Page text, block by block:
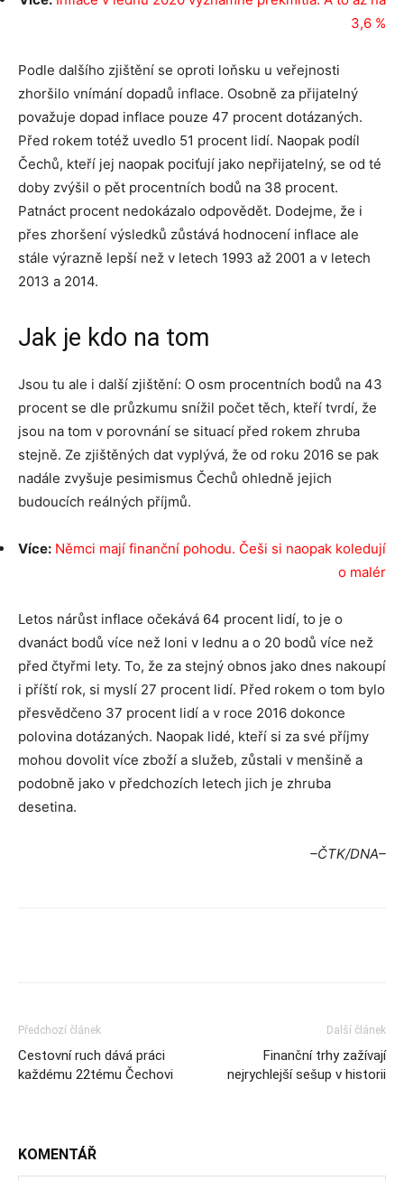
3,6 %
Podle dalšího zjištění se oproti loňsku u veřejnosti
zhoršilo vnímání dopadů inflace. Osobně za přijatelný
považuje dopad inflace pouze 47 procent dotázaných.
Před rokem totéž uvedlo 51 procent lidí. Naopak podíl
Čechů, kteří jej naopak pociťují jako nepřijatelný, se od té
doby zvýšil o pět procentních bodů na 38 procent.
Patnáct procent nedokázalo odpovědět. Dodejme, že i
přes zhoršení výsledků zůstává hodnocení inflace ale
stále výrazně lepší než v letech 1993 až 2001 a v letech
2013 a 2014.
Jak je kdo na tom
Jsou tu ale i další zjištění: O osm procentních bodů na 43
procent se dle průzkumu snížil počet těch, kteří tvrdí, že
jsou na tom v porovnání se situací před rokem zhruba
stejně. Ze zjištěných dat vyplývá, že od roku 2016 se pak
nadále zvyšuje pesimismus Čechů ohledně jejich
budoucích reálných příjmů.
Více: Němci mají finanční pohodu. Češi si naopak koledují
o malér
Letos nárůst inflace očekává 64 procent lidí, to je o
dvanáct bodů více než loni v lednu a o 20 bodů více než
před čtyřmi lety. To, že za stejný obnos jako dnes nakoupí
i příští rok, si myslí 27 procent lidí. Před rokem o tom bylo
přesvědčeno 37 procent lidí a v roce 2016 dokonce
polovina dotázaných. Naopak lidé, kteří si za své příjmy
mohou dovolit více zboží a služeb, zůstali v menšině a
podobně jako v předchozích letech jich je zhruba
desetina.
–ČTK/DNA–
Předchozí článek
Cestovní ruch dává práci
každému 22tému Čechovi
Další článek
Finanční trhy zažívají
nejrychlejší sešup v historii
KOMENTÁŘ